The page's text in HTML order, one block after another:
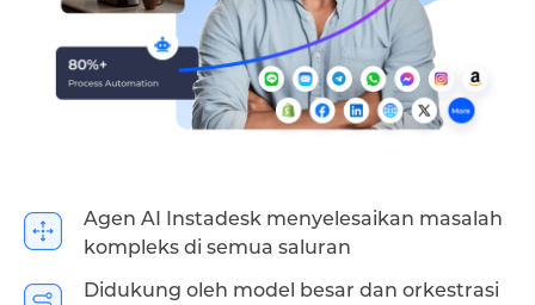
Agen AI Instadesk menyelesaikan masalah
kompleks di semua saluran
Didukung oleh model besar dan orkestrasi